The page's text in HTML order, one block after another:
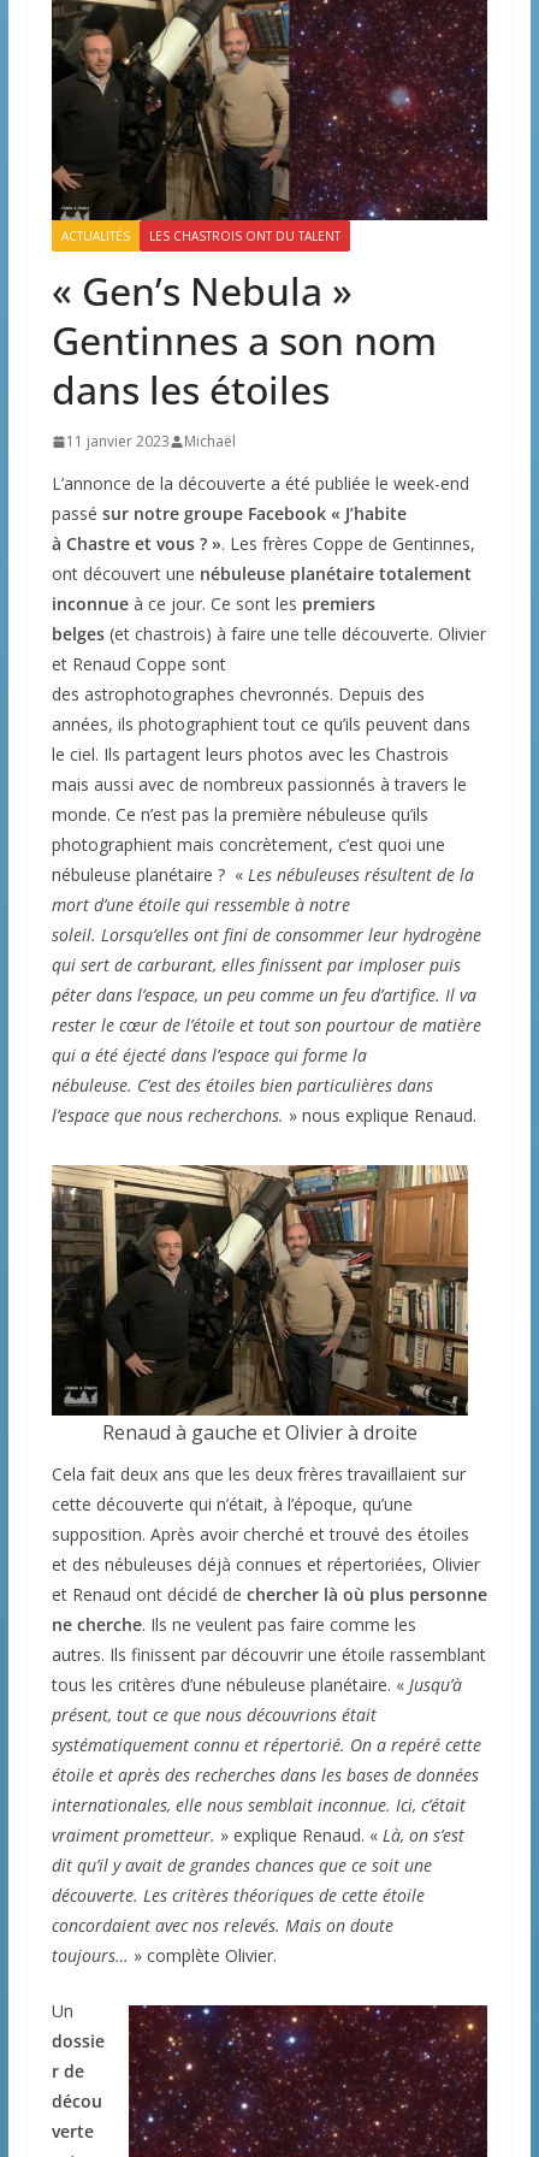
ACTUALITÉS LES CHASTROIS ONT DU TALENT
« Gen’s Nebula »
Gentinnes a son nom
dans les étoiles
11 janvier 2023 Michaël
L’annonce de la découverte a été publiée le week-end
passé sur notre groupe Facebook « J’habite
à Chastre et vous ? ». Les frères Coppe de Gentinnes,
ont découvert une nébuleuse planétaire totalement
inconnueà ce jour. Ce sont les premiers
belges(et chastrois) à faire une telle découverte. Olivier
et Renaud Coppe sont
des astrophotographes chevronnés. Depuis des
années, ils photographient tout ce qu’ils peuvent dans
le ciel. Ils partagent leurs photos avec les Chastrois
mais aussi avec de nombreux passionnés à travers le
monde. Ce n’est pas la première nébuleuse qu’ils
photographient mais concrètement, c’est quoi une
nébuleuse planétaire ? « Les nébuleuses résultent de la
mort d’une étoile qui ressemble à notre
soleil. Lorsqu’elles ont fini de consommer leur hydrogène
qui sert de carburant, elles finissent par imploser puis
péter dans l’espace, un peu comme un feu d’artifice. Il va
rester le cœur de l’étoile et tout son pourtour de matière
qui a été éjecté dans l’espace qui forme la
nébuleuse. C’est des étoiles bien particulières dans
l’espace que nous recherchons. » nous explique Renaud.
Renaud à gauche et Olivier à droite
Cela fait deux ans que les deux frères travaillaient sur
cette découverte qui n’était, à l’époque, qu’une
supposition. Après avoir cherché et trouvé des étoiles
et des nébuleuses déjà connues et répertoriées, Olivier
et Renaud ont décidé de chercher là où plus personne
ne cherche. Ils ne veulent pas faire comme les
autres. Ils finissent par découvrir une étoile rassemblant
tous les critères d’une nébuleuse planétaire. « Jusqu’à
présent, tout ce que nous découvrions était
systématiquement connu et répertorié. On a repéré cette
étoile et après des recherches dans les bases de données
internationales, elle nous semblait inconnue. Ici, c’était
vraiment prometteur. » explique Renaud. « Là, on s’est
dit qu’il y avait de grandes chances que ce soit une
découverte. Les critères théoriques de cette étoile
concordaient avec nos relevés. Mais on doute
toujours… » complète Olivier.
Un
dossie
r de
décou
verte